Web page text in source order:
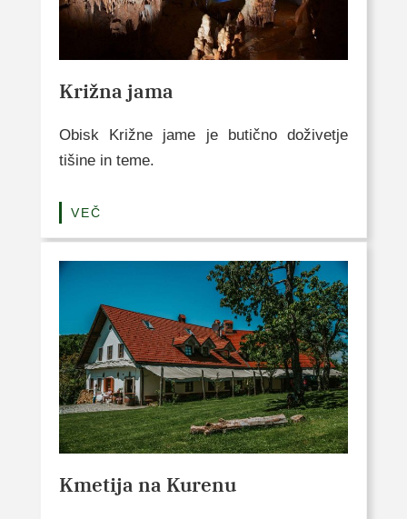
Križna jama
Obisk Križne jame je butično doživetje
tišine in teme.
VEČ
Kmetija na Kurenu